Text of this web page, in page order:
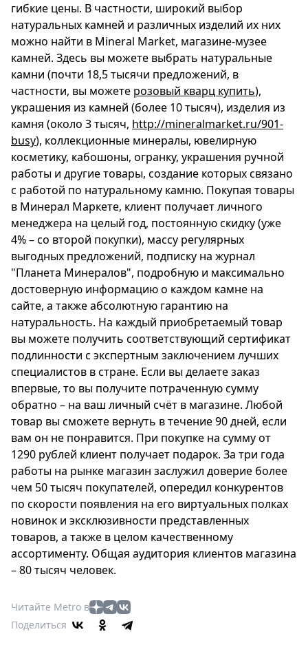
гибкие цены. В частности, широкий выбор
натуральных камней и различных изделий их них
можно найти в Mineral Market, магазине-музее
камней. Здесь вы можете выбрать натуральные
камни (почти 18,5 тысячи предложений, в
частности, вы можете розовый кварц купить),
украшения из камней (более 10 тысяч), изделия из
камня (около 3 тысяч, http://mineralmarket.ru/901-
busy), коллекционные минералы, ювелирную
косметику, кабошоны, огранку, украшения ручной
работы и другие товары, создание которых связано
с работой по натуральному камню. Покупая товары
в Минерал Маркете, клиент получает личного
менеджера на целый год, постоянную скидку (уже
4% – со второй покупки), массу регулярных
выгодных предложений, подписку на журнал
"Планета Минералов", подробную и максимально
достоверную информацию о каждом камне на
сайте, а также абсолютную гарантию на
натуральность. На каждый приобретаемый товар
вы можете получить соответствующий сертификат
подлинности с экспертным заключением лучших
специалистов в стране. Если вы делаете заказ
впервые, то вы получите потраченную сумму
обратно – на ваш личный счёт в магазине. Любой
товар вы сможете вернуть в течение 90 дней, если
вам он не понравится. При покупке на сумму от
1290 рублей клиент получает подарок. За три года
работы на рынке магазин заслужил доверие более
чем 50 тысяч покупателей, опередил конкурентов
по скорости появления на его виртуальных полках
новинок и эксклюзивности представленных
товаров, а также в целом качественному
ассортименту. Общая аудитория клиентов магазина
– 80 тысяч человек.
Читайте Metro в
Поделиться